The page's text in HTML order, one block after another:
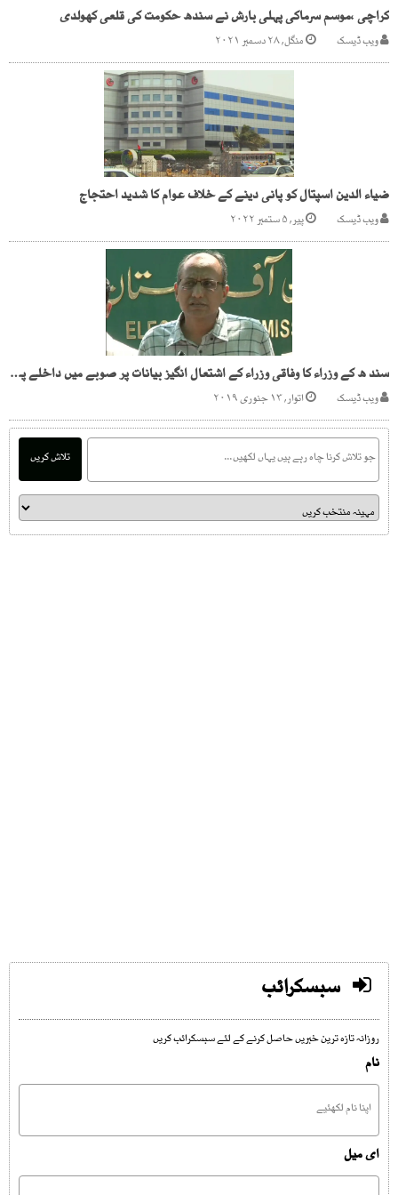
کراچی ،موسم سرماکی پہلی بارش نے سندھ حکومت کی قلعی کھولدی
ویب ڈیسک منگل, ۲۸ دسمبر ۲۰۲۱
ضیاء الدین اسپتال کو پانی دینے کے خلاف عوام کا شدید احتجاج
ویب ڈیسک پیر, ۵ ستمبر ۲۰۲۲
سند ھ کے وزراء کا وفاقی وزراء کے اشتعال انگیز بیانات پر صوبے میں داخلے پر پابندی کا عندیہ
ویب ڈیسک اتوار, ۱۳ جنوری ۲۰۱۹
تلاش کریں
سبسکرائب
روزانہ تازہ ترین خبریں حاصل کرنے کے لئے سبسکرائب کریں
نام
ای میل